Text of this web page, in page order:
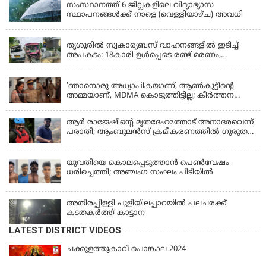
സംസ്ഥാനത്ത് 6 ജില്ലകളിലെ വിദ്യാഭ്യാസ
സ്ഥാപനങ്ങൾക്ക് നാളെ (വെള്ളിയാഴ്ച) അവധി
തൃശൂരിൽ സ്വകാര്യബസ് വാഹനങ്ങളില്‍ ഇടിച്ച്
അപകടം: 18കാരി ഉൾപ്പെടെ രണ്ട് മരണം,
'ഞാനൊരു അധ്യാപികയാണ്, ആണ്‍കുട്ടീന്റെ
അമ്മയാണ്‌, MDMA കൊടുത്തിട്ടില്ല; കീർത്തന
ആര്‍ രാജേഷിന്റെ മൃതദേഹത്തോട് അനാദരവെന്ന്
പരാതി; ആംബുലന്‍സ് ക്രമീകരണത്തില്‍ ഗുരുതര
ഫ്രീസര്‍ സംവിധാനം ഇല്ലാതെയെന്നും ആരോപണം
യുവതിയെ കൊലപ്പെടുത്താൻ പെൺവേഷം
ധരിച്ചെത്തി; അഞ്ചംഗ സംഘം പിടിയിൽ
അതിരപ്പിള്ളി പുളിയിലപ്പാറയിൽ പലചരക്ക്
കടതകർത്ത് കാട്ടാന
LATEST DISTRICT VIDEOS
ചക്കുളത്തുകാവ് പൊങ്കാല 2024